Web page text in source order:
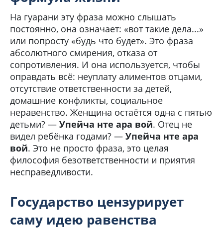
На гуарани эту фраза можно слышать
постоянно, она означает: «вот такие дела...»
или попросту «будь что будет». Это фраза
абсолютного смирения, отказа от
сопротивления. И она используется, чтобы
оправдать всё: неуплату алиментов отцами,
отсутствие ответственности за детей,
домашние конфликты, социальное
неравенство. Женщина остаётся одна с пятью
детьми? — Упейча нтe ара вой. Отец не
видел ребёнка годами? — Упейча нтe ара
вой. Это не просто фраза, это целая
философия безответственности и приятия
несправедливости.
Государство цензурирует
саму идею равенства